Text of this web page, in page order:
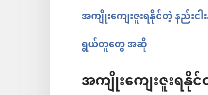
အကျိုးကျေးဇူးရနိုင်တဲ့ နည်းငါ
ရွယ်တူတွေ အဆို
အကျိုးကျေးဇူးရနိုင်